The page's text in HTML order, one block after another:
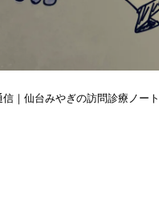
信｜仙台みやぎの訪問診療ノート